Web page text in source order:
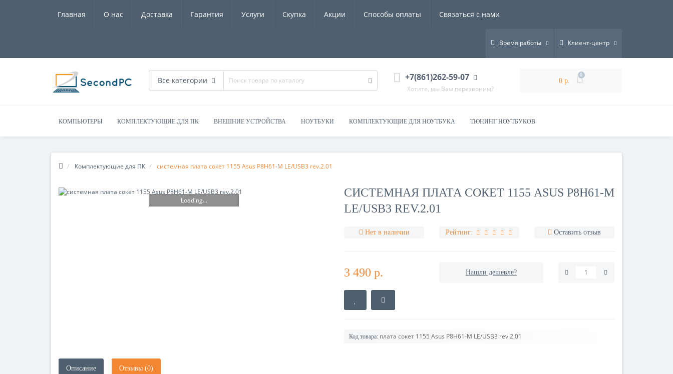
Главная О нас Доставка Гарантия Услуги Скупка Акции Способы оплаты Связаться с нами
Время работы Клиент-центр
Все категории +7(861)262-59-07
Хотите, мы Вам перезвоним?
0 р.
0
КОМПЬЮТЕРЫ КОМПЛЕКТУЮЩИЕ ДЛЯ ПК ВНЕШНИЕ УСТРОЙСТВА НОУТБУКИ КОМПЛЕКТУЮЩИЕ ДЛЯ НОУТБУКА ТЮНИНГ НОУТБУКОВ
Комплектующие для ПК системная плата сокет 1155 Asus P8H61-M LE/USB3 rev.2.01
Loading...
СИСТЕМНАЯ ПЛАТА СОКЕТ 1155 ASUS P8H61-M
LE/USB3 REV.2.01
Нет в наличии Рейтинг: Оставить отзыв
3 490 р. Нашли дешевле?
Код товара: плата сокет 1155 Asus P8H61-M LE/USB3 rev.2.01
Описание Отзывы (0)